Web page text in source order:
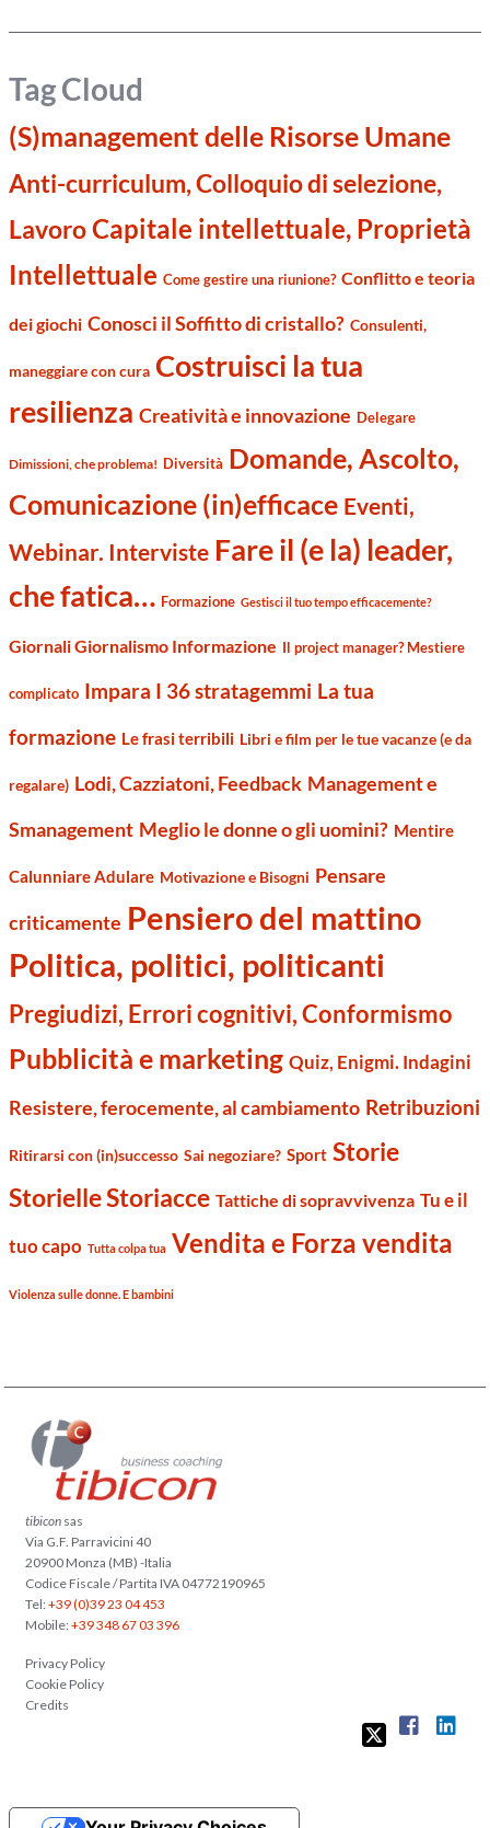
Tag Cloud
(S)management delle Risorse Umane
Anti-curriculum, Colloquio di selezione,
LavoroCapitale intellettuale, Proprietà
Intellettuale Come gestire una riunione? Conflitto e teoria
dei giochi Conosci il Soffitto di cristallo? Consulenti,
maneggiare con cura Costruisci la tua
resilienza Creatività e innovazione Delegare
Dimissioni, che problema! Diversità Domande, Ascolto,
Comunicazione (in)efficace Eventi,
Webinar. Interviste Fare il (e la) leader,
che fatica… Formazione Gestisci il tuo tempo efficacemente?
Giornali Giornalismo Informazione Il project manager? Mestiere
complicato Impara I 36 stratagemmi La tua
formazione Le frasi terribili Libri e film per le tue vacanze (e da
regalare) Lodi, Cazziatoni, Feedback Management e
Smanagement Meglio le donne o gli uomini? Mentire
Calunniare Adulare Motivazione e Bisogni Pensare
criticamente Pensiero del mattino
Politica, politici, politicanti
Pregiudizi, Errori cognitivi, Conformismo
Pubblicità e marketing Quiz, Enigmi. Indagini
Resistere, ferocemente, al cambiamento Retribuzioni
Ritirarsi con (in)successo Sai negoziare? Sport Storie
Storielle Storiacce Tattiche di sopravvivenza Tu e il
tuo capo Tutta colpa tua Vendita e Forza vendita
Violenza sulle donne. E bambini
tibicon sas
Via G.F. Parravicini 40
20900 Monza (MB) -Italia
Codice Fiscale / Partita IVA 04772190965
Tel:+39 (0)39 23 04 453
Mobile:+39 348 67 03 396
Privacy Policy
Cookie Policy
Credits